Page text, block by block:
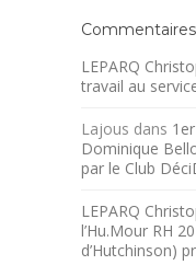
LEPARQ
travail au
Lajous dans
Dominique
par le Club
LEPARQ
l’Hu.Mour RH
d’Hutchinson)